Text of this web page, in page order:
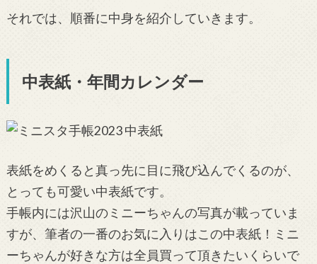
それでは、順番に中身を紹介していきます。
中表紙・年間カレンダー
表紙をめくると真っ先に目に飛び込んでくるのが、
とっても可愛い中表紙です。
手帳内には沢山のミニーちゃんの写真が載っていま
すが、筆者の一番のお気に入りはこの中表紙！ミニ
ーちゃんが好きな方は全員買って頂きたいくらいで